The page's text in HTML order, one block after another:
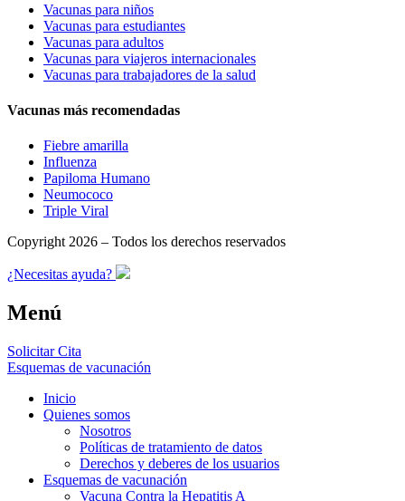
Vacunas para niños
Vacunas para estudiantes
Vacunas para adultos
Vacunas para viajeros internacionales
Vacunas para trabajadores de la salud
Vacunas más recomendadas
Fiebre amarilla
Influenza
Papiloma Humano
Neumococo
Triple Viral
Copyright 2026 – Todos los derechos reservados
¿Necesitas ayuda?
Menú
Solicitar Cita
Esquemas de vacunación
Inicio
Quienes somos
Nosotros
Políticas de tratamiento de datos
Derechos y deberes de los usuarios
Esquemas de vacunación
Vacuna Contra la Hepatitis A